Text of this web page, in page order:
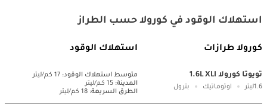
استهلاك الوقود في كورولا حسب الطراز
كورولا طرازات استهلاك الوقود
تويوتا كورولا 1.6L XLI
1.6ليتر اوتوماتيك بترول
متوسط ​​استهلاك الوقود: 17 كم/ليتر
المدينة: 15 كم/ليتر
الطرق السريعة: 18 كم/ليتر